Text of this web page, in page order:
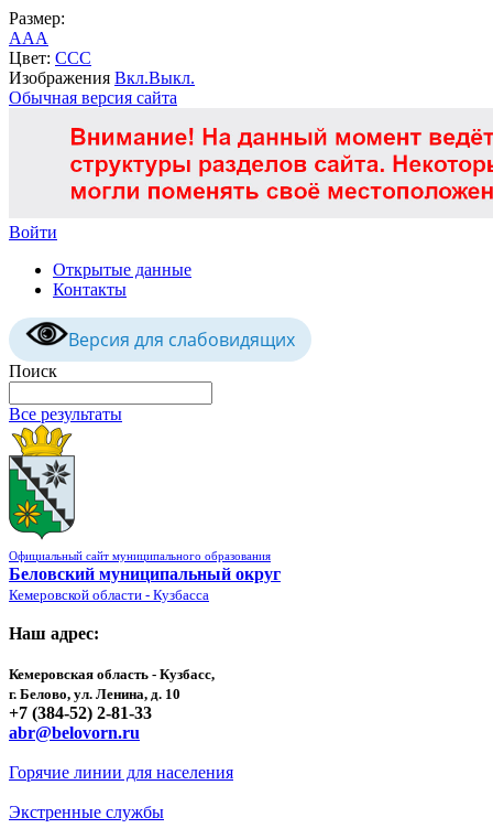
Размер:
AAA
Цвет: CCC
Изображения Вкл.Выкл.
Обычная версия сайта
Войти
Открытые данные
Контакты
Версия для слабовидящих
Поиск
Все результаты
Официальный сайт муниципального образования
Беловский муниципальный округ
Кемеровской области - Кузбасса
Наш адрес:
Кемеровская область - Кузбасс,
г. Белово, ул. Ленина, д. 10
+7 (384-52) 2-81-33
abr@belovorn.ru
Горячие линии для населения
Экстренные службы